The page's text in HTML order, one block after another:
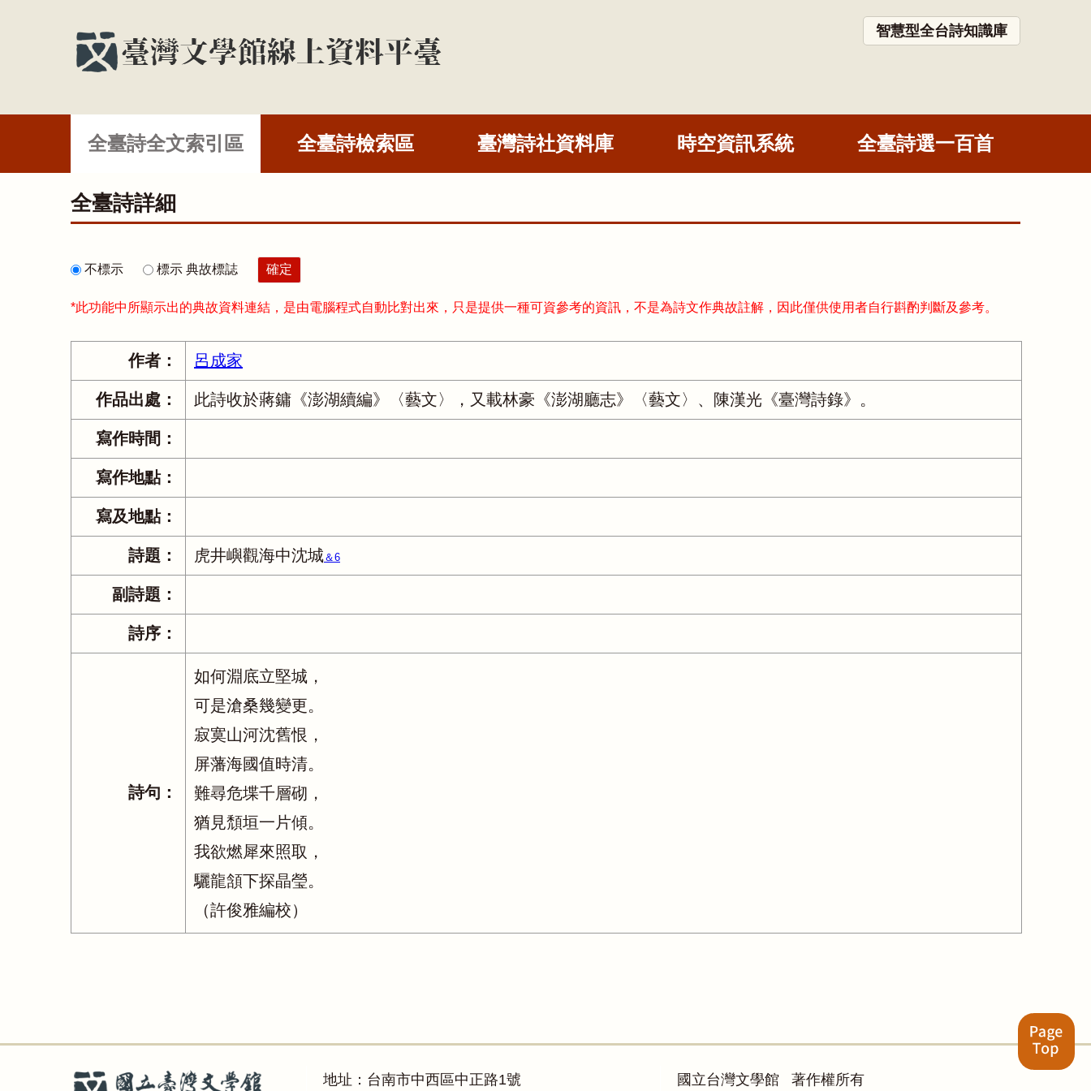
智慧型全台詩知識庫
全臺詩全文索引區 全臺詩檢索區 臺灣詩社資料庫 時空資訊系統 全臺詩選一百首
全臺詩詳細
不標示 標示 典故標誌
*此功能中所顯示出的典故資料連結，是由電腦程式自動比對出來，只是提供一種可資參考的資訊，不是為詩文作典故註解，因此僅供使用者自行斟酌判斷及參考。
作者： 呂成家
作品出處： 此詩收於蔣鏞《澎湖續編》〈藝文〉，又載林豪《澎湖廳志》〈藝文〉、陳漢光《臺灣詩錄》。
寫作時間：
寫作地點：
寫及地點：
詩題： 虎井嶼觀海中沈城＆6
副詩題：
詩序：
詩句：
如何淵底立堅城，
可是滄桑幾變更。
寂寞山河沈舊恨，
屏藩海國值時清。
難尋危堞千層砌，
猶見頹垣一片傾。
我欲燃犀來照取，
驪龍頷下探晶瑩。
（許俊雅編校）
地址：台南市中西區中正路1號 國立台灣文學館 著作權所有